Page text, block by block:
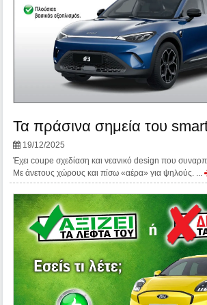
Τα πράσινα σημεία του
19/12/2025
Έχει coupe σχεδίαση και νεανικό design που
Με άνετους χώρους και πίσω «αέρα» για ψηλούς. ...